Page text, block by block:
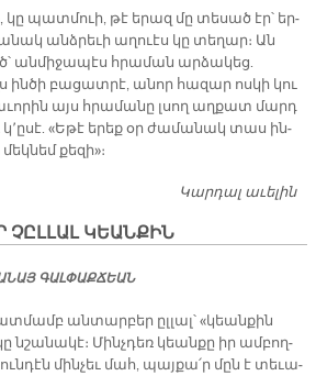
կը պատ­մուի, թէ ե­րազ մը տե­սած էր՝ եր­
անձ­րե­ւի ա­ղուէս կը տե­ղար։ Ան
ան­մի­ջա­պէս հրա­ման ար­ձա­կեց.
ին­ծի բա­ցատ­րէ, ա­նոր հա­զար ոս­կի կու
այս հրա­մա­նը լսող աղ­քատ մարդ
կ՚ը­սէ. «Ե­թէ ե­րեք օր ժա­մա­նակ տաս ին­
քե­զի»։­
Կարդալ աւելին
ՉԸԼԼԱԼ ԿԵԱՆՔԻՆ
ԳԱԼ­ՓԱՔ­ՃԵԱՆ
ան­տար­բեր ըլ­լալ՝ «կեան­քին
նշա­նա­կէ։ Մինչ­դեռ կեան­քը իր ամ­բող­
մին­չեւ մահ, պայ­քա՛ր մըն է տե­ւա­